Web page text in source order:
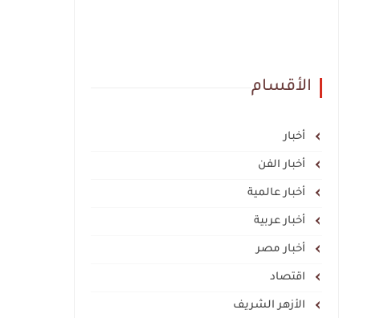
الأقسام
أخبار
أخبار الفن
أخبار عالمية
أخبار عربية
أخبار مصر
اقتصاد
الأزهر الشريف